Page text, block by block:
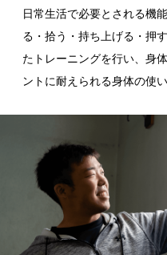
日常生活で必要とされる機
る・拾う・持ち上げる・押
たトレーニングを行い、身
ントに耐えられる身体の使